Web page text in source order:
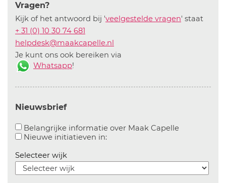
Vragen?
Kijk of het antwoord bij 'veelgestelde vragen' staat
+ 31 (0) 10 30 74 681
helpdesk@maakcapelle.nl
Je kunt ons ook bereiken via
Whatsapp!
Nieuwsbrief
Belangrijke informatie over Maak CapelleAanvinken
Nieuwe initiatieven in:Aanvinken om informatie over
Selecteer wijk